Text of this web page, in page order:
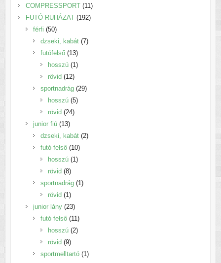
termék
COMPRESSPORT 11 11
termék
FUTÓ RUHÁZAT 192192
férfi 5050
termék
dzseki, kabát 77
futófelső 1313
termék
hosszú 1 1
rövid 1212
termék
sportnadrág 2929
hosszú 55
rövid 2424
junior fiú 1313
termék
dzseki, kabát 22
futó felső 1010
termék
hosszú 1 1
rövid 88
termék
sportnadrág 1 1
rövid 1 1
termék
junior lány 2323
termék
futó felső 11 11
termék
hosszú 22
rövid 99
termék
sportmelltartó 1 1